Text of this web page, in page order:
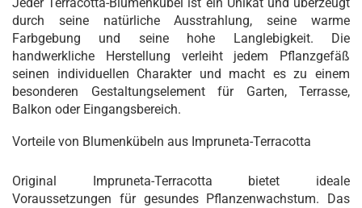
Jeder Terracotta-Blumenkübel ist ein Unikat und überzeugt
durch seine natürliche Ausstrahlung, seine warme
Farbgebung und seine hohe Langlebigkeit. Die
handwerkliche Herstellung verleiht jedem Pflanzgefäß
seinen individuellen Charakter und macht es zu einem
besonderen Gestaltungselement für Garten, Terrasse,
Balkon oder Eingangsbereich.
Vorteile von Blumenkübeln aus Impruneta-Terracotta
Original Impruneta-Terracotta bietet ideale
Voraussetzungen für gesundes Pflanzenwachstum. Das